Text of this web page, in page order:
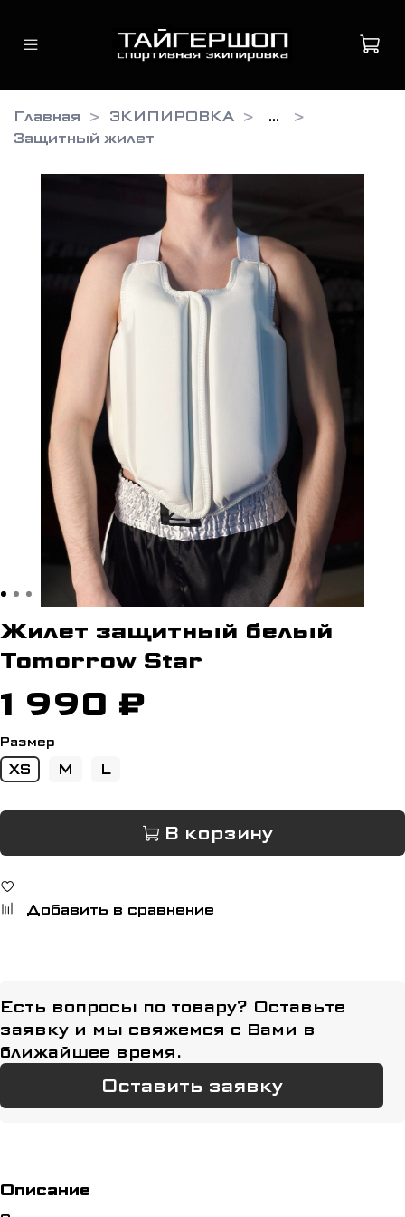
Главная ЭКИПИРОВКА
...
Защитный жилет
Жилет защитный белый
Tomorrow Star
1 990 ₽
Размер
XS M L
В корзину
Добавить в сравнение
Есть вопросы по товару? Оставьте
заявку и мы свяжемся с Вами в
ближайшее время.
Оставить заявку
Описание